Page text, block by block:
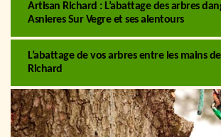
Artisan Richard : L’abattage des arbres
Asnieres Sur Vegre et ses alentours
L’abattage de vos arbres entre les mains
Richard